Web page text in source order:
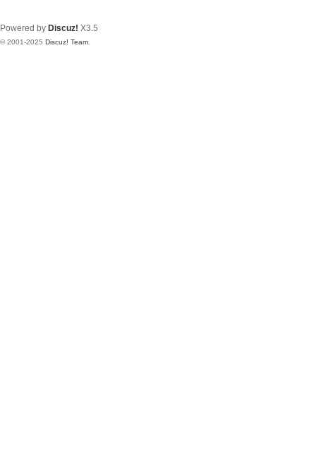
Powered by Discuz! X3.5
© 2001-2025 Discuz! Team